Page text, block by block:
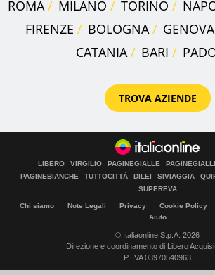
ROMA MILANO TORINO
FIRENZE
BOLOGNA GENOVA
CATANIA
BARI
TROVA AZIENDE
LIBERO VIRGILIO PAGINEGIALLE
PAGINEBIANCHE
TUTTOCITTÀ DILEI SIVIAGGIA
SUPEREVA
Chi siamo Note Legali Privacy Cookie Policy
Aiuto
© Italiaonline S.p.A. 2026
Direzione e coordinamento di Libero
P. IVA 03970540963